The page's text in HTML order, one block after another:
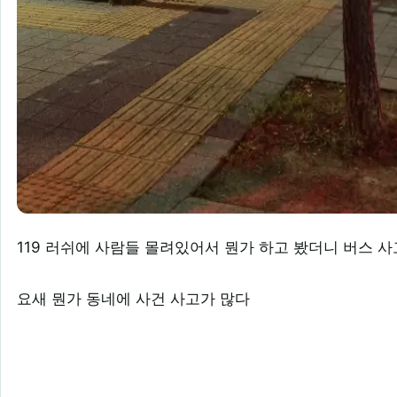
119 러쉬에 사람들 몰려있어서 뭔가 하고 봤더니 버스 사
요새 뭔가 동네에 사건 사고가 많다